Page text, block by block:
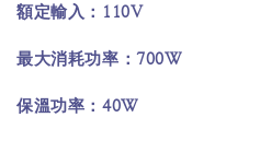
額定輸入： 110V
最大消耗功率：700W
保溫功率： 40W